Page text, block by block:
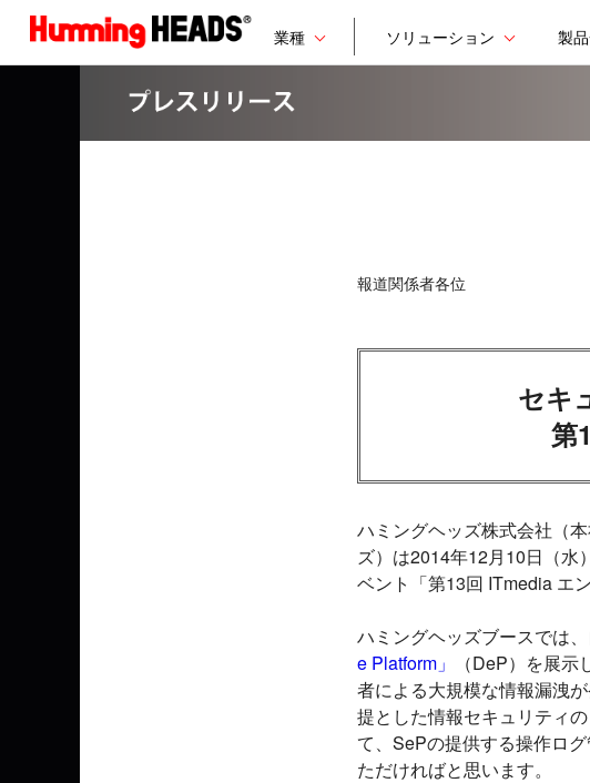
業種 ソリューション 製
報道関係者各位
セキ
第
ハミングヘッズ株式会社（
ズ）は2014年12月10日（水
ベント「第13回 ITmedia エ
ハミングヘッズブースでは
e Platform」
（DeP）を展
者による大規模な情報漏洩
提とした情報セキュリティ
て、SePの提供する操作ロ
ただければと思います。